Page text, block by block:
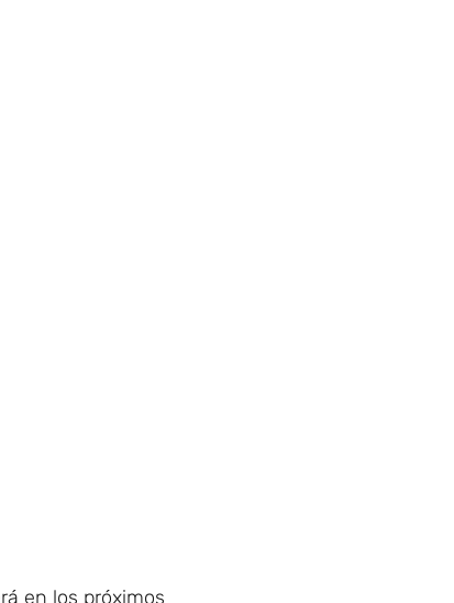
en los próximos